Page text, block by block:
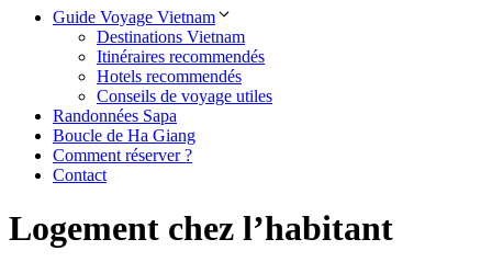
Guide Voyage Vietnam
Destinations Vietnam
Itinéraires recommendés
Hotels recommendés
Conseils de voyage utiles
Randonnées Sapa
Boucle de Ha Giang
Comment réserver ?
Contact
Logement chez l’habitant